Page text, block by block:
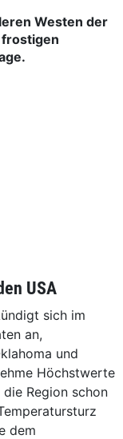
Westen der
frostigen
USA
sich im
an,
und
Höchstwerte
Region schon
dem